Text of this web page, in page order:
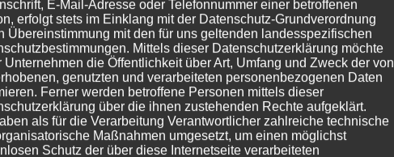
E-Mail-Adresse oder Telefonnummer einer betroffenen
erfolgt stets im Einklang mit der Datenschutz-Grundverordnung
Übereinstimmung mit den für uns geltenden landesspezifischen
Mittels dieser Datenschutzerklärung möchte
Unternehmen die Öffentlichkeit über Art, Umfang und Zweck der von
genutzten und verarbeiteten personenbezogenen Daten
Ferner werden betroffene Personen mittels dieser
über die ihnen zustehenden Rechte aufgeklärt.
als für die Verarbeitung Verantwortlicher zahlreiche technische
Maßnahmen umgesetzt, um einen möglichst
Schutz der über diese Internetseite verarbeiteten